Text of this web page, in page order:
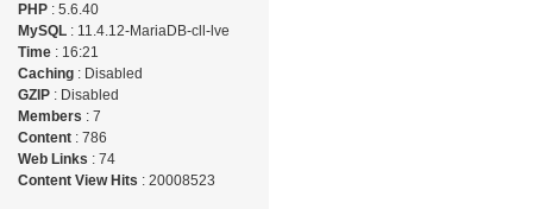
PHP: 5.6.40
MySQL: 11.4.12-MariaDB-cll-lve
Time: 16:21
Caching: Disabled
GZIP: Disabled
Members : 7
Content: 786
Web Links : 74
Content View Hits : 20008523